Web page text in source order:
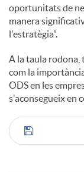
oportunitats de
manera
l'estratègia”.
A la taula rodona,
com la
ODS en les
s'aconsegueix en
C